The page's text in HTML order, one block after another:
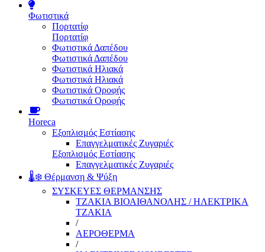
Φωτιστικά
Πορτατίφ
Πορτατίφ
Φωτιστικά Δαπέδου
Φωτιστικά Δαπέδου
Φωτιστικά Ηλιακά
Φωτιστικά Ηλιακά
Φωτιστικά Οροφής
Φωτιστικά Οροφής
Horeca
Εξοπλισμός Εστίασης
Επαγγελματικές Ζυγαριές
Εξοπλισμός Εστίασης
Επαγγελματικές Ζυγαριές
🌡️❄️ Θέρμανση & Ψύξη
ΣΥΣΚΕΥΕΣ ΘΕΡΜΑΝΣΗΣ
ΤΖΑΚΙΑ ΒΙΟΑΙΘΑΝΟΛΗΣ / ΗΛΕΚΤΡΙΚΑ
ΤΖΑΚΙΑ
/
ΑΕΡΟΘΕΡΜΑ
/